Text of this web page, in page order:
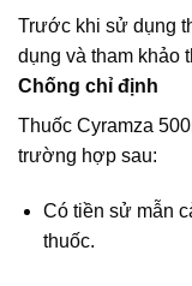
Trước khi sử dụng
dụng và tham khảo
Chống chỉ định
Thuốc Cyramza
trường hợp sau:
Có tiền sử mẫn
thuốc.